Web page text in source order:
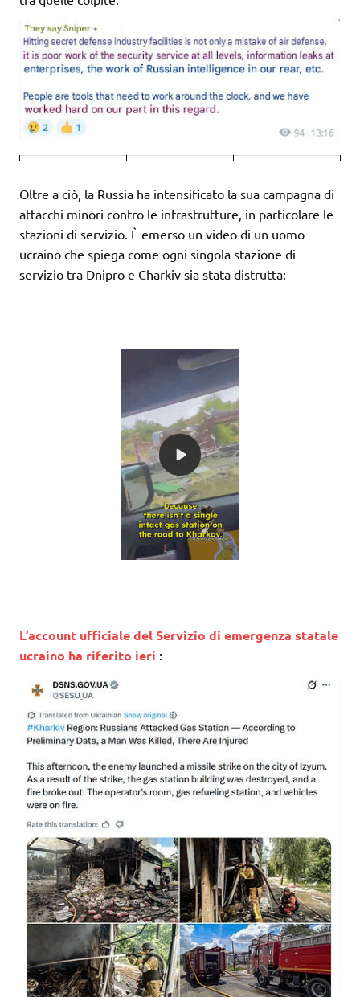
Oltre a ciò, la Russia ha intensificato la sua campagna di
attacchi minori contro le infrastrutture, in particolare le
stazioni di servizio. È emerso un video di un uomo
ucraino che spiega come ogni singola stazione di
servizio tra Dnipro e Charkiv sia stata distrutta:
L’account ufficiale del Servizio di emergenza statale
ucraino ha riferito ieri :